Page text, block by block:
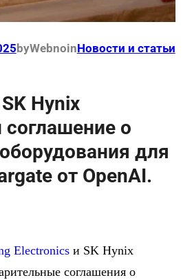
byWebnoinНовости и статьи
Hynix
о
для
от OpenAI.
Electronicsи SK Hynix
соглашения о